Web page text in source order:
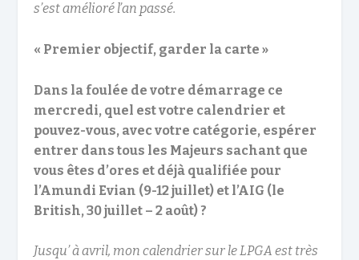
s’est amélioré l’an passé.
« Premier objectif, garder la carte »
Dans la foulée de votre démarrage ce
mercredi, quel est votre calendrier et
pouvez-vous, avec votre catégorie, espérer
entrer dans tous les Majeurs sachant que
vous êtes d’ores et déjà qualifiée pour
l’Amundi Evian (9-12 juillet) et l’AIG (le
British, 30 juillet – 2 août) ?
Jusqu’ à avril, mon calendrier sur le LPGA est très